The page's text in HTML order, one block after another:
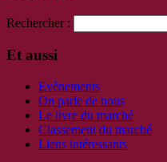
Rechercher :
Et aussi
Evènements
On parle de nous
Le livre du marché
Classement du marché
Liens intéressants